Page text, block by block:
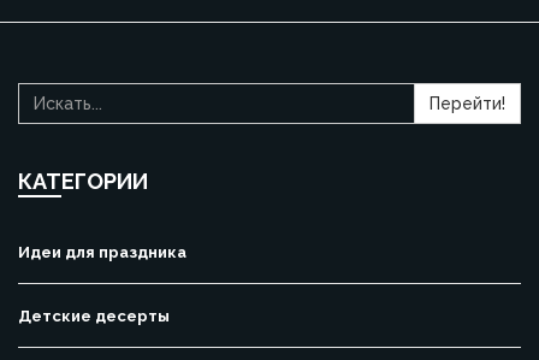
Перейти!
КАТЕГОРИИ
Идеи для праздника
Детские десерты